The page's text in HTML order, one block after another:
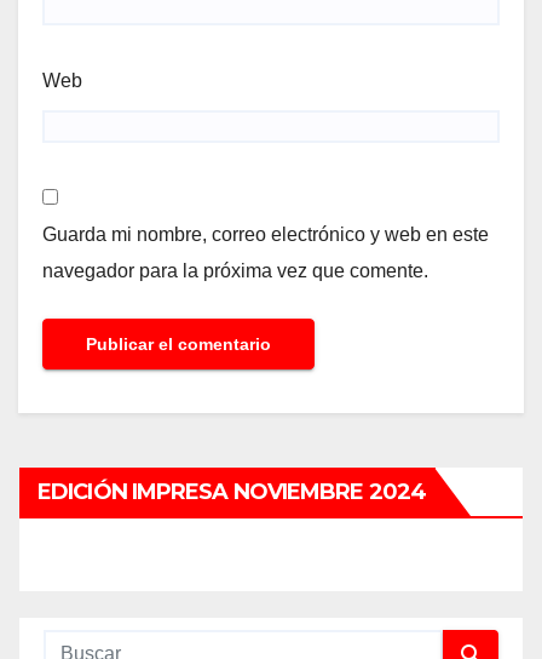
Web
Guarda mi nombre, correo electrónico y web en este
navegador para la próxima vez que comente.
EDICIÓN IMPRESA NOVIEMBRE 2024